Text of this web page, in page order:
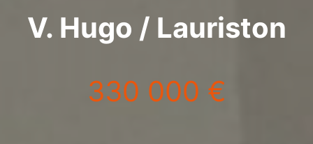
V. Hugo / Lauriston
330 000 €